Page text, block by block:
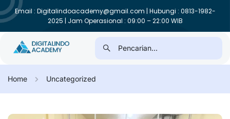
Email : Digitalindoacademy@gmail.com | Hubungi : 0813-1982-
2025 | Jam Operasional : 09:00 – 22:00 WIB
Home Uncategorized